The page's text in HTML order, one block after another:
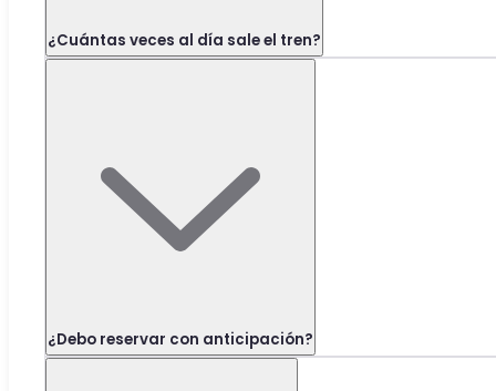
¿Cuántas veces al día sale el tren?
¿Debo reservar con anticipación?